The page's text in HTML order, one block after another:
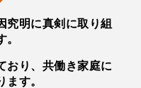
究明に真剣に取り組
おり、共働き家庭に
ます。